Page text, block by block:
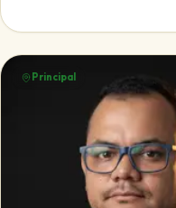
Principal